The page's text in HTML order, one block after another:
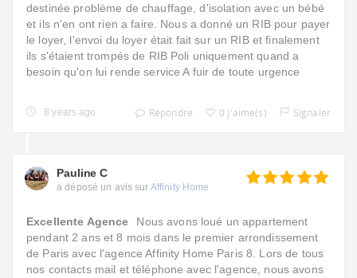
destinée problème de chauffage, d'isolation avec un bébé
et ils n'en ont rien a faire. Nous a donné un RIB pour payer
le loyer, l'envoi du loyer était fait sur un RIB et finalement
ils s'étaient trompés de RIB Poli uniquement quand a
besoin qu'on lui rende service A fuir de toute urgence
8 years ago Répondre 0 j'aime(s) Signaler
Pauline C
a déposé un avis sur Affinity Home
Excellente Agence
Nous avons loué un appartement
pendant 2 ans et 8 mois dans le premier arrondissement
de Paris avec l'agence Affinity Home Paris 8. Lors de tous
nos contacts mail et téléphone avec l'agence, nous avons